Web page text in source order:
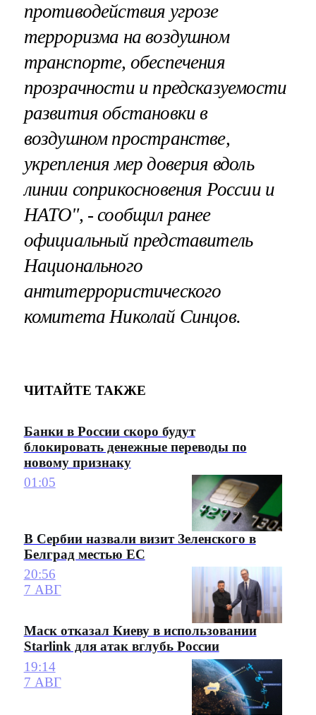
противодействия угрозе
терроризма на воздушном
транспорте, обеспечения
прозрачности и предсказуемости
развития обстановки в
воздушном пространстве,
укрепления мер доверия вдоль
линии соприкосновения России и
НАТО", - сообщил ранее
официальный представитель
Национального
антитеррористического
комитета Николай Синцов.
ЧИТАЙТЕ ТАКЖЕ
Банки в России скоро будут
блокировать денежные переводы по
новому признаку
01:05
В Сербии назвали визит Зеленского в
Белград местью ЕС
20:56
7 АВГ
Маск отказал Киеву в использовании
Starlink для атак вглубь России
19:14
7 АВГ